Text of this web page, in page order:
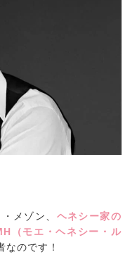
メゾン、 ヘネシー家の
（モエ・ヘネシー・ル
なのです！